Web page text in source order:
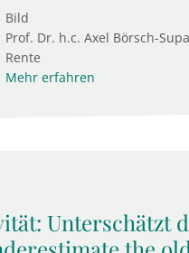
Bild
Prof. Dr. h.c. Axel Börsch-
Rente
Mehr erfahren
Unterschätzt